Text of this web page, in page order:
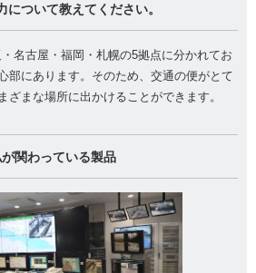
について教えてください。
名古屋・福岡・札幌の5拠点に分かれてお
部にあります。そのため、交通の便がとて
ざまな場所に出かけることができます。
関わっている製品